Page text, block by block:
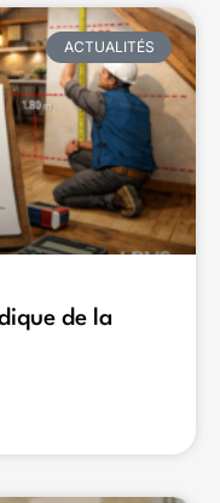
ACTUALITÉS
de la